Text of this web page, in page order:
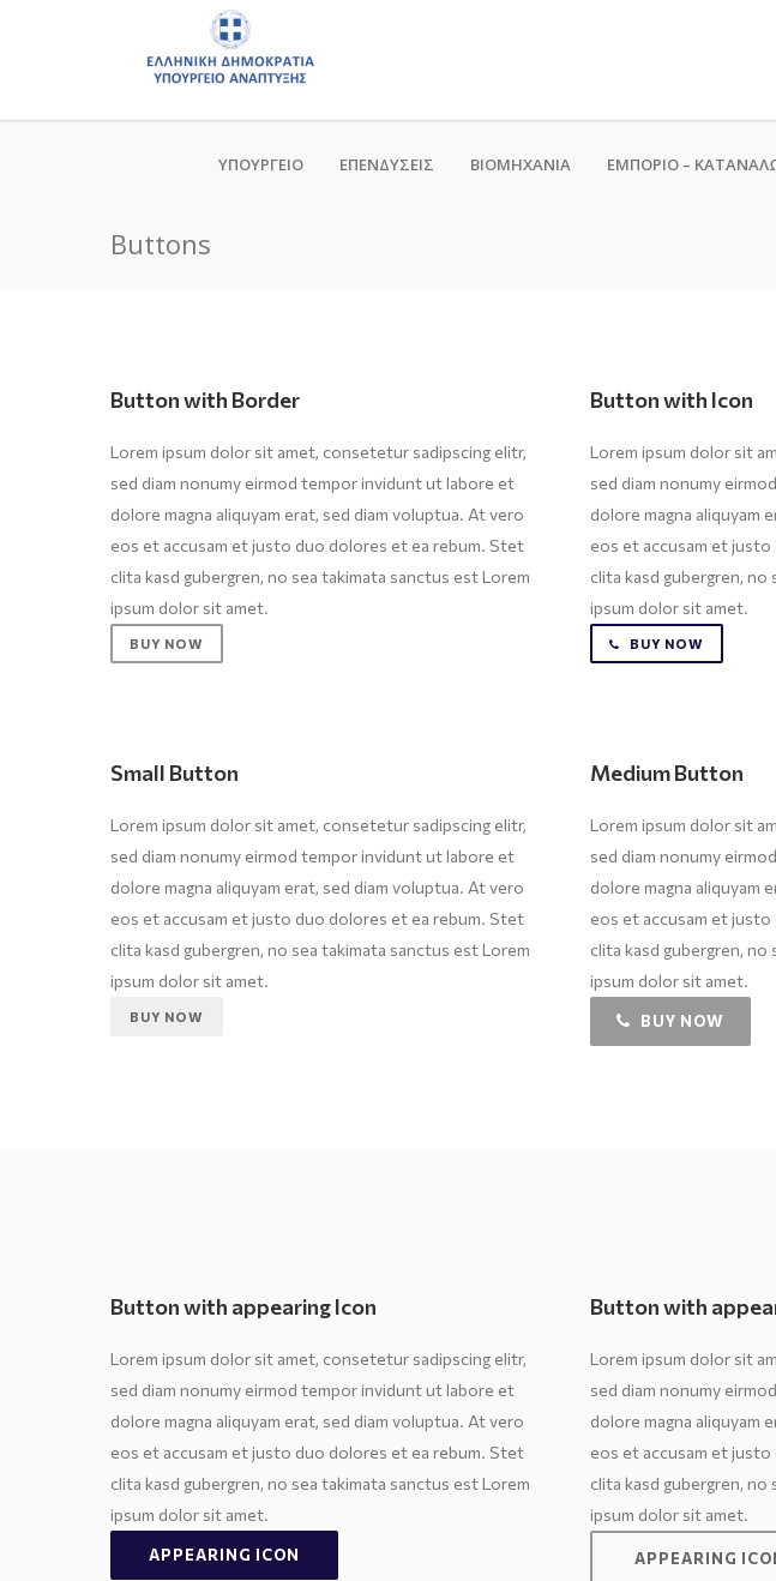
ΥΠΟΥΡΓΕΙΟ ΕΠΕΝΔΥΣΕΙΣ ΒΙΟΜΗΧΑΝΙΑ ΕΜΠΟΡΙΟ –
Buttons
Button with Border
Lorem ipsum dolor sit amet, consetetur sadipscing elitr,
sed diam nonumy eirmod tempor invidunt ut labore et
dolore magna aliquyam erat, sed diam voluptua. At vero
eos et accusam et justo duo dolores et ea rebum. Stet
clita kasd gubergren, no sea takimata sanctus est Lorem
ipsum dolor sit amet.
BUY NOW
Small Button
Lorem ipsum dolor sit amet, consetetur sadipscing elitr,
sed diam nonumy eirmod tempor invidunt ut labore et
dolore magna aliquyam erat, sed diam voluptua. At vero
eos et accusam et justo duo dolores et ea rebum. Stet
clita kasd gubergren, no sea takimata sanctus est Lorem
ipsum dolor sit amet.
BUY NOW
Button with Icon
Lorem ipsum dolor sit
sed diam nonumy
dolore magna aliquyam
eos et accusam et
clita kasd gubergren,
ipsum dolor sit amet.
BUY NOW
Medium Button
Lorem ipsum dolor sit
sed diam nonumy
dolore magna aliquyam
eos et accusam et
clita kasd gubergren,
ipsum dolor sit amet.
BUY NOW
Button with appearing Icon
Lorem ipsum dolor sit amet, consetetur sadipscing elitr,
sed diam nonumy eirmod tempor invidunt ut labore et
dolore magna aliquyam erat, sed diam voluptua. At vero
eos et accusam et justo duo dolores et ea rebum. Stet
clita kasd gubergren, no sea takimata sanctus est Lorem
ipsum dolor sit amet.
APPEARING ICON
Button with
Lorem ipsum dolor sit
sed diam nonumy
dolore magna aliquyam
eos et accusam et
clita kasd gubergren,
ipsum dolor sit amet.
APPEARING